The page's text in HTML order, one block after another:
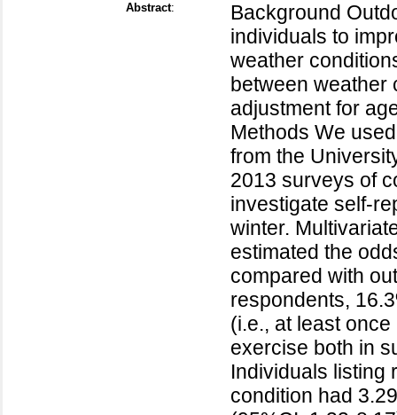
Abstract:
Background
individuals to
weather
between weather
adjustment for
Methods We
from the
2013 surveys of
investigate self-
winter.
estimated the
compared with
respondents,
(i.e., at least
exercise both in
Individuals listing
condition had